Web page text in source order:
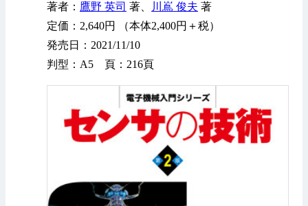
著者： 鷹野 英司 著、 川嶌 俊夫 著
定価：2,640円 （本体2,400円＋税）
発売日：2021/11/10
判型：A5 頁：216頁